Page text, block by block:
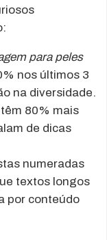
para peles
nos últimos 3
na diversidade.
80% mais
de dicas
numeradas
textos longos
por conteúdo